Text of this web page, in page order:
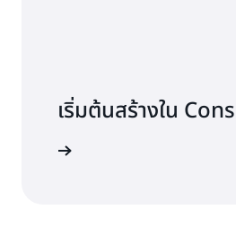
เริ่มต้นสร้างใน